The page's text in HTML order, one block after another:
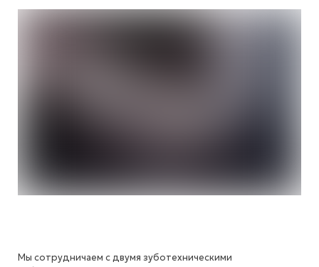
Мы сотрудничаем с двумя зуботехническими